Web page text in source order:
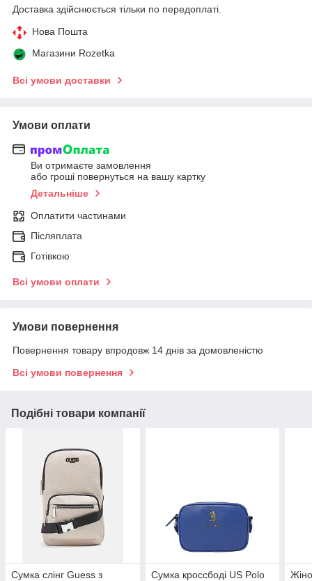
Доставка здійснюється тільки по передоплаті.
Нова Пошта
Магазини Rozetka
Всі умови доставки
Умови оплати
Ви отримаєте замовлення
або гроші повернуться на вашу картку
Детальніше
Оплатити частинами
Післяплата
Готівкою
Всі умови оплати
Умови повернення
Повернення товару впродовж 14 днів за домовленістю
Всі умови повернення
Подібні товари компанії
Сумка слінг Guess з
Сумка кроссбоді US Polo